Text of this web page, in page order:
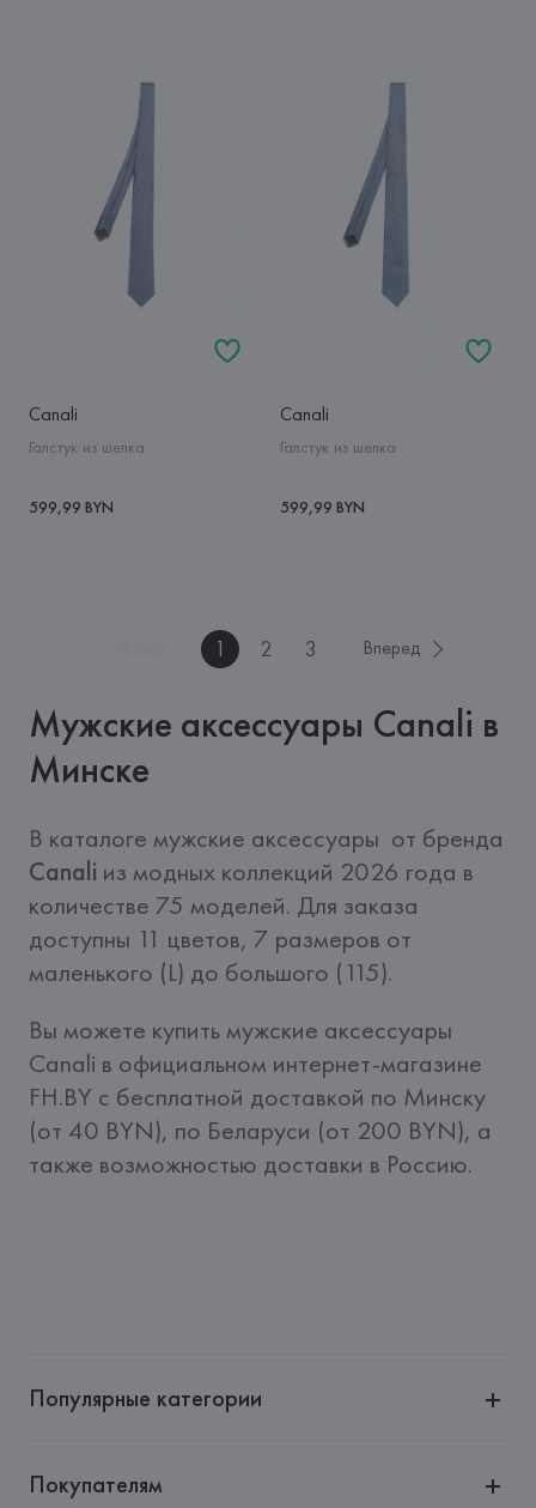
Canali
Галстук из шелка
599,99 BYN
Canali
Галстук из шелка
599,99 BYN
1 2 3 Вперед
Мужские аксессуары Canali в
Минске
Canali из модных коллекций 2026 года в
количестве 75 моделей. Для заказа
доступны 11 цветов, 7 размеров от
маленького (L) до большого (115).
Вы можете купить мужские аксессуары
Canali в официальном интернет-магазине
FH.BY c бесплатной доставкой по Минску
(от 40 BYN), по Беларуси (от 200 BYN), а
также возможностью доставки в Россию.
Популярные категории
Покупателям